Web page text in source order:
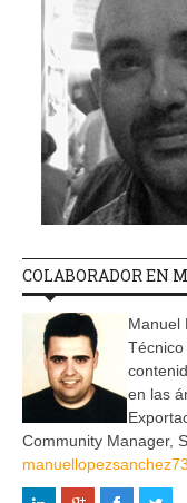
COLABORADOR EN
Manuel
en las
Community Manager,